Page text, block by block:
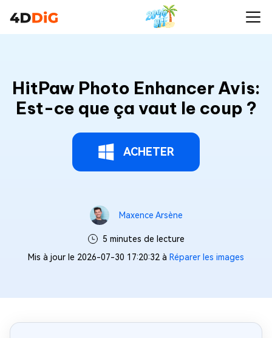
HitPaw Photo Enhancer Avis:
Est-ce que ça vaut le coup ?
ACHETER
Maxence Arsène
5 minutes de lecture
Mis à jour le 2026-07-30 17:20:32 à Réparer les images